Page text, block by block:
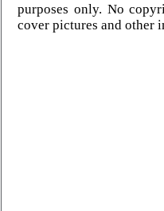
purposes only. No
cover pictures and other